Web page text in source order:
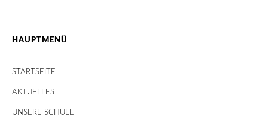
HAUPTMENÜ
STARTSEITE
AKTUELLES
UNSERE SCHULE